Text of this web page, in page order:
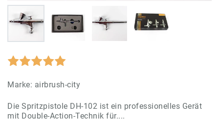
Marke: airbrush-city
Die Spritzpistole DH-102 ist ein professionelles Gerät
mit Double-Action-Technik für....